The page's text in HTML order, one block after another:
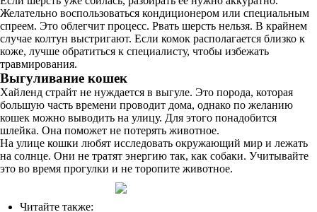
Желательно воспользоваться кондиционером или специальным
спреем. Это облегчит процесс. Рвать шерсть нельзя. В крайнем
случае колтун выстригают. Если комок располагается близко к
коже, лучше обратиться к специалисту, чтобы избежать
травмирования.
Выгуливание кошек
Хайленд страйт не нуждается в выгуле. Это порода, которая
большую часть времени проводит дома, однако по желанию
кошек можно выводить на улицу. Для этого понадобится
шлейка. Она поможет не потерять животное.
На улице кошки любят исследовать окружающий мир и лежать
на солнце. Они не тратят энергию так, как собаки. Учитывайте
это во время прогулки и не торопите животное.
Читайте также: